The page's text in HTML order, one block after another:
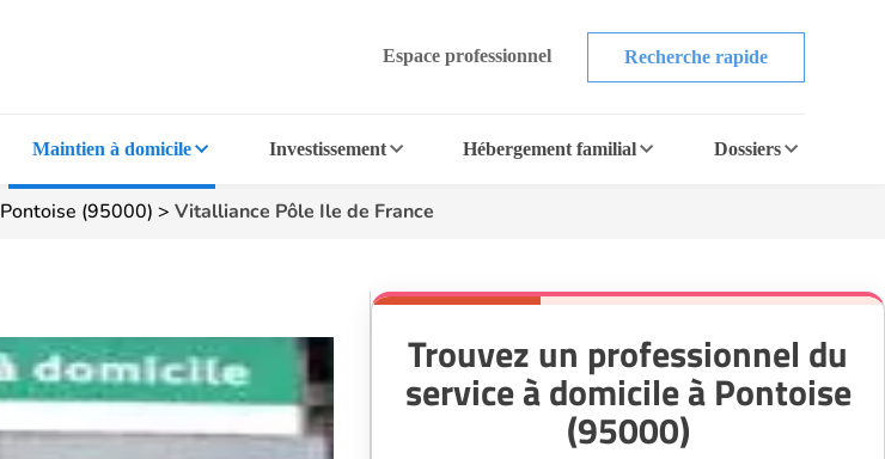
Espace professionnel Recherche rapide
Maintien à domicile Investissement Hébergement familial Dossiers
Pontoise (95000) > Vitalliance Pôle Ile de France
Trouvez un professionnel du
service à domicile à Pontoise
(95000)